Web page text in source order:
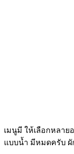
เมนูมี ให้เลือกหลาย
แบบน้ำ มีหมดครับ ผั